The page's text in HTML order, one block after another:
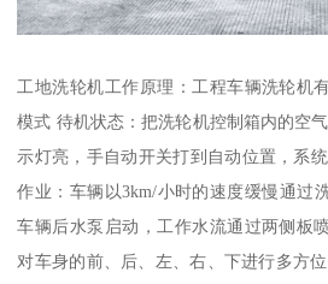
工地洗轮机工作原理：工程车辆洗轮机
模式 待机状态：把洗轮机控制箱内的空
示灯亮，手自动开关打到自动位置，系
作业：车辆以3km/小时的速度缓慢通过
车辆后水泵启动，工作水流通过两侧板
对车身的前、后、左、右、下进行多方